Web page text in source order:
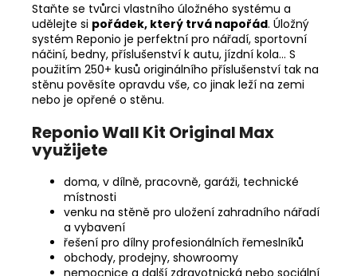
Staňte se tvůrci vlastního úložného systému a
udělejte si pořádek, který trvá napořád. Úložný
systém Reponio je perfektní pro nářadí, sportovní
náčiní, bedny, příslušenství k autu, jízdní kola… S
použitím 250+ kusů originálního příslušenství tak na
stěnu pověsíte opravdu vše, co jinak leží na zemi
nebo je opřené o stěnu.
ReponioWall Kit Original Max
využijete
doma, v dílně, pracovně, garáži, technické
místnosti
venku na stěně pro uložení zahradního nářadí
a vybavení
řešení pro dílny profesionálních řemeslníků
obchody, prodejny, showroomy